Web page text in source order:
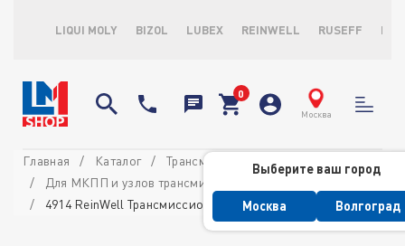
LIQUI MOLY BIZOL LUBEX REINWELL RUSEFF
Москва
Выберите ваш город
Москва Волгоград
Главная Каталог
Трансмиссионные масла и ATF
Для МКПП и узлов трансмиссии
4914 ReinWell Трансмиссионное масло 75W-90 GL5 (200л)